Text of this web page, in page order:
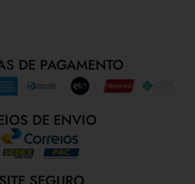
DE PAGAMENTO
DE ENVIO